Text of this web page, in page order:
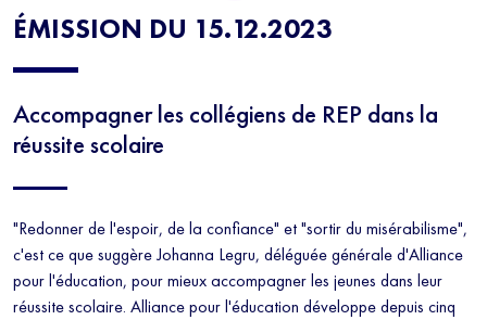
ÉMISSION DU 15.12.2023
Accompagner les collégiens de REP dans la
réussite scolaire
"Redonner de l'espoir, de la confiance" et "sortir du misérabilisme",
c'est ce que suggère Johanna Legru, déléguée générale d'Alliance
pour l'éducation, pour mieux accompagner les jeunes dans leur
réussite scolaire. Alliance pour l'éducation développe depuis cinq